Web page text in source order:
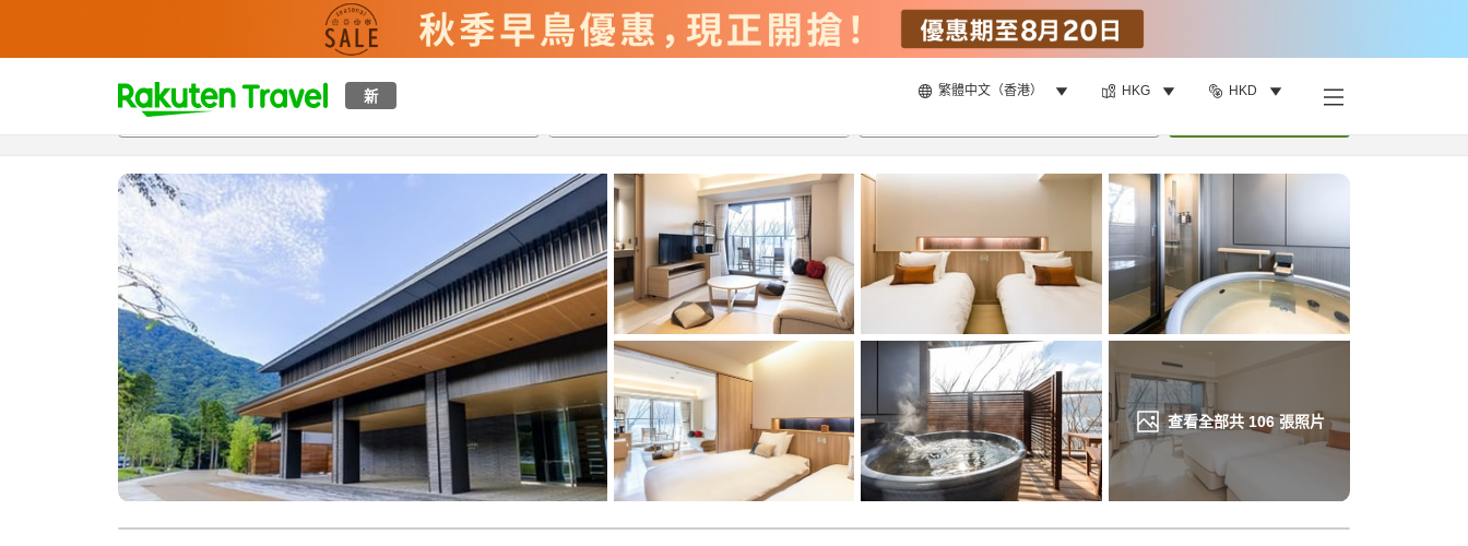
新 繁體中文（香港） HKG HKD
t
p
a
_
s
e
a
r
c
h
查看全部共 106張照片
概覽房間及住宿方案 評價設施